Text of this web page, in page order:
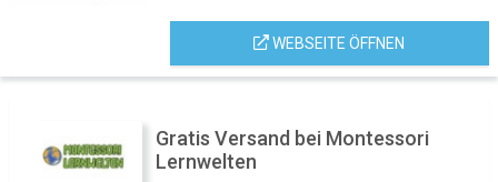
WEBSEITE ÖFFNEN
Gratis Versand bei Montessori
Lernwelten